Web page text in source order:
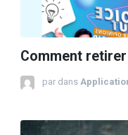
Comment retirer
par dans